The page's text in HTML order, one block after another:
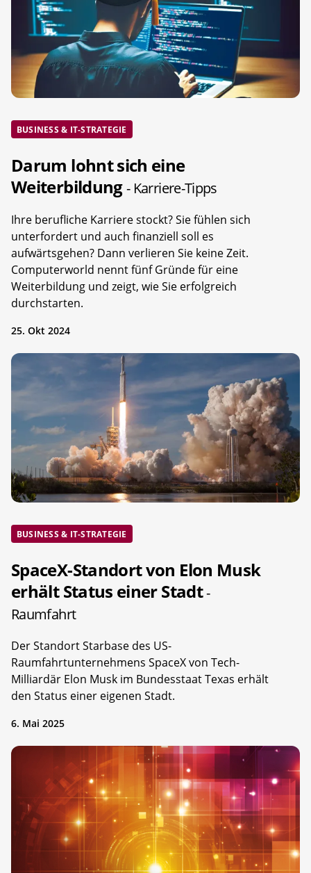
BUSINESS & IT-STRATEGIE
Darum lohnt sich eine
Weiterbildung- Karriere-Tipps
Ihre berufliche Karriere stockt? Sie fühlen sich
unterfordert und auch finanziell soll es
aufwärtsgehen? Dann verlieren Sie keine Zeit.
Computerworld nennt fünf Gründe für eine
Weiterbildung und zeigt, wie Sie erfolgreich
durchstarten.
25. Okt 2024
BUSINESS & IT-STRATEGIE
SpaceX-Standort von Elon Musk
erhält Status einer Stadt-
Raumfahrt
Der Standort Starbase des US-
Raumfahrtunternehmens SpaceX von Tech-
Milliardär Elon Musk im Bundesstaat Texas erhält
den Status einer eigenen Stadt.
6. Mai 2025